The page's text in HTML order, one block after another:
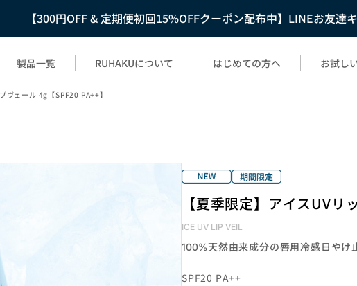
【300円OFF & 定期便初回15%OFFクーポン配布中】LINEお友達
製品一覧 RUHAKUについて はじめての方へ お試し
ヴェール 4g【SPF20 PA++】
【夏季限定】アイスUVリ
ICE UV LIP VEIL
100%天然由来成分の唇用冷感日やけ
SPF20 PA++